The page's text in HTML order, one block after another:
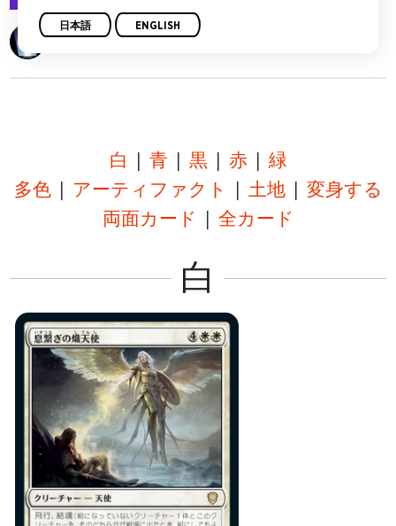
Wizards of the Coast
白 | 青| 黒| 赤| 緑
多色| アーティファクト | 土地| 変身する
両面カード | 全カード
白
日本語 ENGLISH